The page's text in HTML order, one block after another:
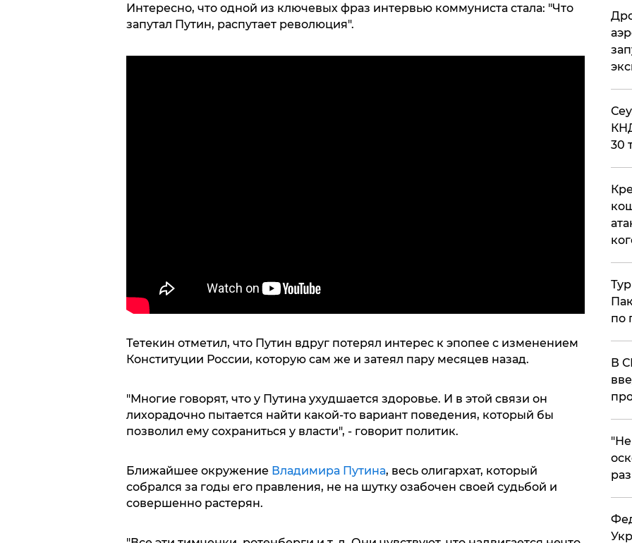
Интересно, что одной из ключевых фраз интервью коммуниста стала: "Что
запутал Путин, распутает революция".
Тетекин отметил, что Путин вдруг потерял интерес к эпопее с изменением
Конституции России, которую сам же и затеял пару месяцев назад.
"Многие говорят, что у Путина ухудшается здоровье. И в этой связи он
лихорадочно пытается найти какой-то вариант поведения, который бы
позволил ему сохраниться у власти", - говорит политик.
Ближайшее окружение Владимира Путина, весь олигархат, который
собрался за годы его правления, не на шутку озабочен своей судьбой и
совершенно растерян.
30
по
В